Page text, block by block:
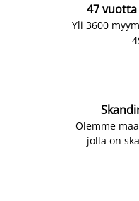
47
Yli 3600
Olemme
jolla on